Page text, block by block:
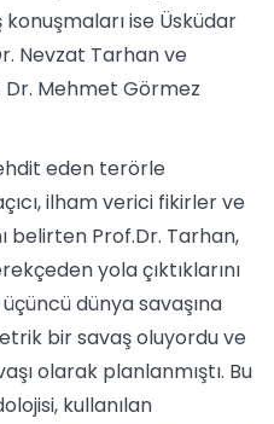
konuşmaları ise Üsküdar
Nevzat Tarhan ve
Dr. Mehmet Görmez
eden terörle
ilham verici fikirler ve
belirten Prof.Dr. Tarhan,
yola çıktıklarını
dünya savaşına
bir savaş oluyordu ve
olarak planlanmıştı. Bu
kullanılan